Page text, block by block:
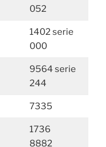
052
1402 serie
000
9564 serie
244
7335
1736
8882